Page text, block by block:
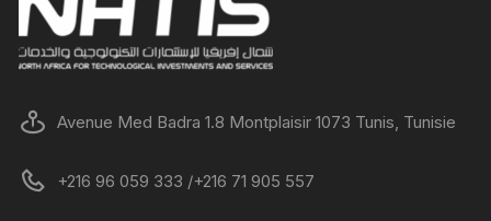
Avenue Med Badra 1.8 Montplaisir 1073 Tunis, Tunisie
+216 96 059 333 /+216 71 905 557